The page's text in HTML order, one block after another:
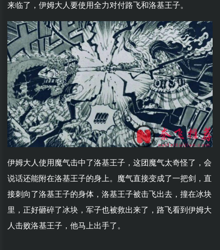
来临了，伊姆大人要使用全力对付路飞和洛基王子。
伊姆大人使用魔气击中了洛基王子，这团魔气太奇怪了，会
说话还能附在洛基王子的身上。魔气直接变成了一把剑，直
接刺向了洛基王子的身体，洛基王子被击飞出去，撞在冰块
里，正好砸碎了冰块，军子也被救出来了，路飞看到伊姆大
人击败洛基王子，他马上出手了。